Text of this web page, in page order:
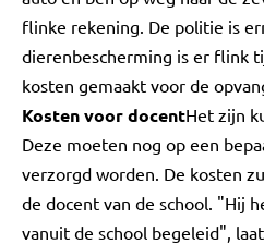
flinke rekening. De politie is
dierenbescherming is er flink
kosten gemaakt voor de
Kosten voor docentHet zijn
Deze moeten nog op een
verzorgd worden. De kosten
de docent van de school. "Hij
vanuit de school begeleid",